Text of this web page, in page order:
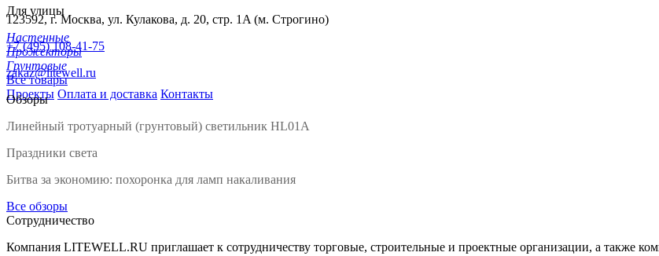
Для улицы
Настенные
Прожекторы
Грунтовые
Все товары
Проекты Оплата и доставка Контакты
123592, г.Москва, ул. Кулакова, д. 20, стр. 1A (м. Строгино)
+7 (495) 108-41-75
zakaz@litewell.ru
Обзоры
Линейный тротуарный (грунтовый) светильник HL01A
Праздники света
Битва за экономию: похоронка для ламп накаливания
Все обзоры
Сотрудничество
Компания LITEWELL.RU приглашает к сотрудничеству торговые, строительные и проектные организации, а также